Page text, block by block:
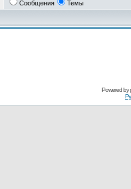
Сообщения Темы
Powered by